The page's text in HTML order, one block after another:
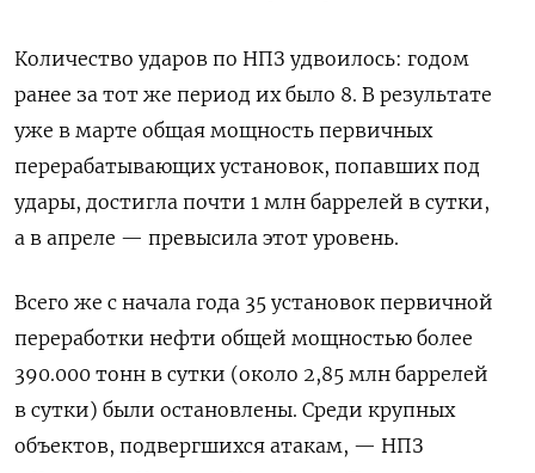
Количество ударов по НПЗ удвоилось: годом
ранее за тот же период их было 8. В результате
уже в марте общая мощность первичных
перерабатывающих установок, попавших под
удары, достигла почти 1 млн баррелей в сутки,
а в ‌апреле — превысила этот уровень.
Всего же с начала года 35 установок первичной
переработки нефти общей мощностью более
390.000 тонн в сутки (около 2,85 млн баррелей
в сутки) были остановлены. Среди крупных
объектов, подвергшихся атакам, — НПЗ